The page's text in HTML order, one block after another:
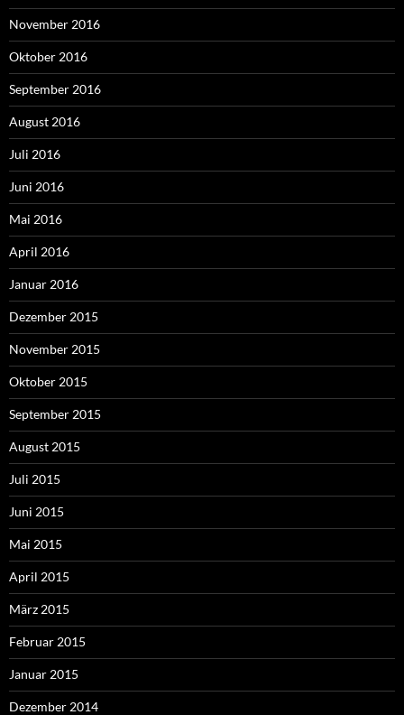
November 2016
Oktober 2016
September 2016
August 2016
Juli 2016
Juni 2016
Mai 2016
April 2016
Januar 2016
Dezember 2015
November 2015
Oktober 2015
September 2015
August 2015
Juli 2015
Juni 2015
Mai 2015
April 2015
März 2015
Februar 2015
Januar 2015
Dezember 2014